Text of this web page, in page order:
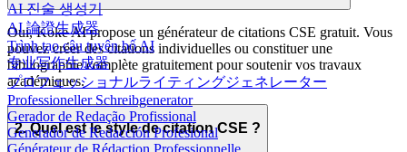
AI 진술 생성기
AI 論證生成器
Trình tạo câu tuyên bố AI
专业写作生成器
プロフェッショナルライティングジェネレーター
Professioneller Schreibgenerator
Gerador de Redação Profissional
Generador de Redacción Profesional
Générateur de Rédaction Professionnelle
Oui, Koke AI propose un générateur de citations CSE gratuit. Vous
pouvez créer des citations individuelles ou constituer une
bibliographie complète gratuitement pour soutenir vos travaux
académiques.
2. Quel est le style de citation CSE ?